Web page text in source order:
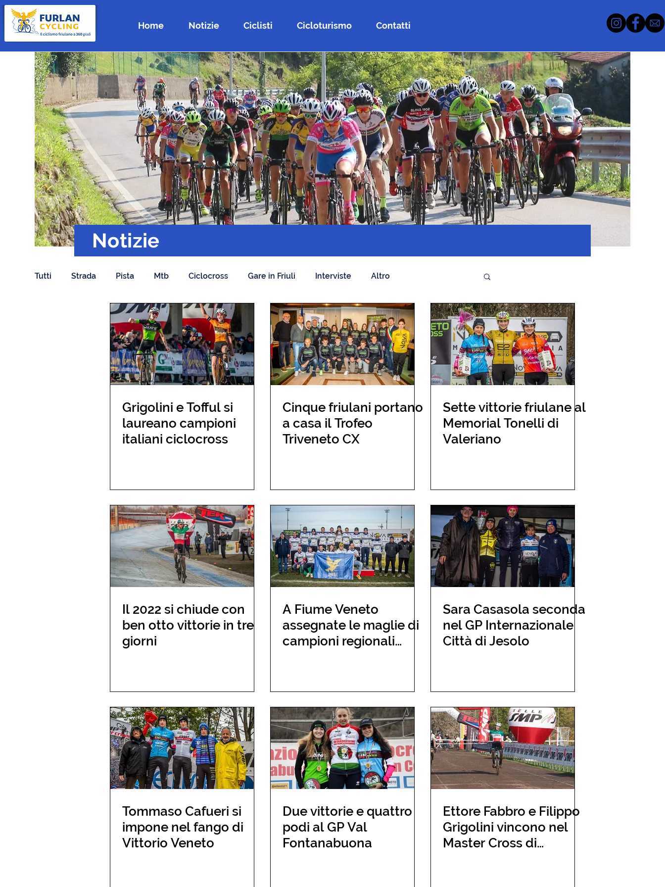
Home Notizie Ciclisti Cicloturismo Contatti
Notizie
Tutti Strada Pista Mtb Ciclocross Gare in Friuli Interviste Altro
Grigolini e Tofful si
laureano campioni
italiani ciclocross
Cinque friulani portano
a casa il Trofeo
Triveneto CX
Sette vittorie friulane al
Memorial Tonelli di
Valeriano
Il 2022 si chiude con
ben otto vittorie in tre
giorni
A Fiume Veneto
assegnate le maglie di
campioni regionali
Sara Casasola seconda
nel GP Internazionale
Città di Jesolo
Tommaso Cafueri si
impone nel fango di
Vittorio Veneto
Due vittorie e quattro
podi al GP Val
Fontanabuona
Ettore Fabbro e Filippo
Grigolini vincono nel
Master Cross di